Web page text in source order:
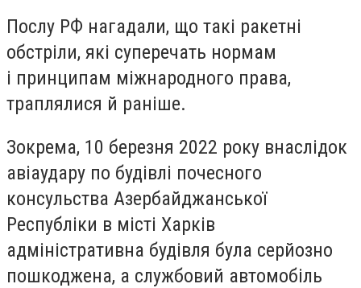
Послу РФ нагадали, що такі ракетні
обстріли, які суперечать нормам
і принципам міжнародного права,
траплялися й раніше.
Зокрема, 10 березня 2022 року внаслідок
авіаудару по будівлі почесного
консульства Азербайджанської
Республіки в місті Харків
адміністративна будівля була серйозно
пошкоджена, а службовий автомобіль